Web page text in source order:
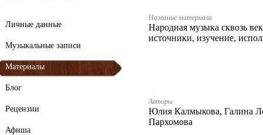
Личные данные
Музыкальные записи
Материалы
Блог
Рецензии
Афиша
Название материала
Народная музыка сквозь
источники, изучение,
Авторы
Юлия Калмыкова, Галина
Пархомова